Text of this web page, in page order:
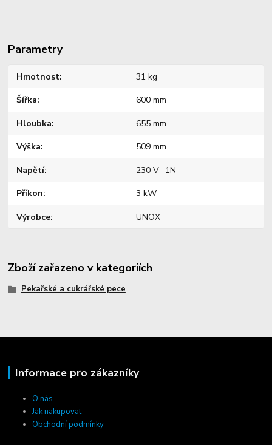
Parametry
Hmotnost 31 kg
Šířka 600 mm
Hloubka 655 mm
Výška 509 mm
Napětí 230 V -1N
Příkon 3 kW
Výrobce UNOX
Zboží zařazeno v kategoriích
Pekařské a cukrářské pece
Informace pro zákazníky
O nás
Jak nakupovat
Obchodní podmínky